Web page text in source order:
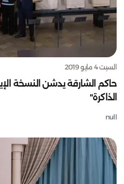
السبت 4 مايو 2019
حاكم الشارقة يدشن النسخة
الذاكرة"
null